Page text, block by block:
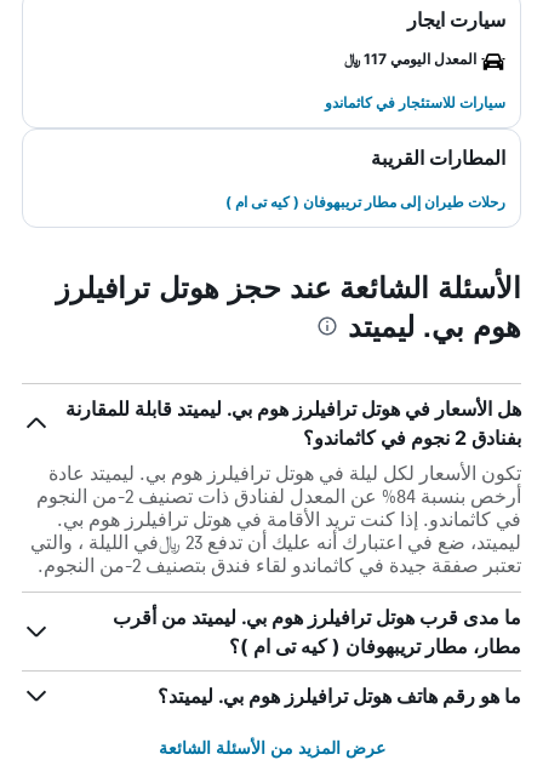
سيارت ايجار
المعدل اليومي 117 ﷼
سيارات للاستئجار في كاثماندو
المطارات القريبة
رحلات طيران إلى مطار تريبهوفان ( كيه تى ام )
الأسئلة الشائعة عند حجز هوتل ترافيلرز
هوم بي. ليميتد
هل الأسعار في هوتل ترافيلرز هوم بي. ليميتد قابلة للمقارنة
بفنادق 2 نجوم في كاثماندو؟
تكون الأسعار لكل ليلة في هوتل ترافيلرز هوم بي. ليميتد عادة
أرخص بنسبة 84% عن المعدل لفنادق ذات تصنيف 2-من النجوم
في كاثماندو. إذا كنت تريد الأقامة في هوتل ترافيلرز هوم بي.
ليميتد، ضع في اعتبارك أنه عليك أن تدفع 23 ﷼في الليلة ، والتي
تعتبر صفقة جيدة في كاثماندو لقاء فندق بتصنيف 2-من النجوم.
ما مدى قرب هوتل ترافيلرز هوم بي. ليميتد من أقرب
مطار، مطار تريبهوفان ( كيه تى ام )؟
ما هو رقم هاتف هوتل ترافيلرز هوم بي. ليميتد؟
عرض المزيد من الأسئلة الشائعة